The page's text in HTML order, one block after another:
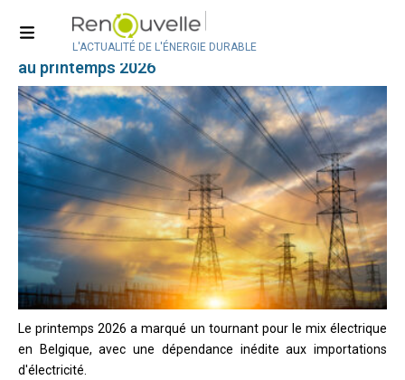
L'ACTUALITÉ DE L'ÉNERGIE DURABLE
Éolien
Record d’importations d’électricité en Belgique
au printemps 2026
Le printemps 2026 a marqué un tournant pour le mix électrique
en Belgique, avec une dépendance inédite aux importations
d'électricité.